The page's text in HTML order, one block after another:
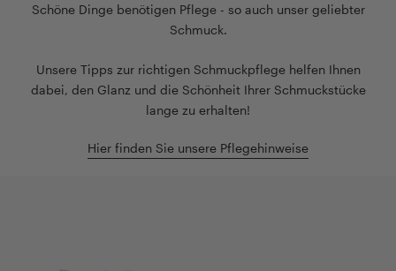
Schöne Dinge benötigen Pflege - so auch unser geliebter
Schmuck.
Unsere Tipps zur richtigen Schmuckpflege helfen Ihnen
dabei, den Glanz und die Schönheit Ihrer Schmuckstücke
lange zu erhalten!
Hier finden Sie unsere Pflegehinweise